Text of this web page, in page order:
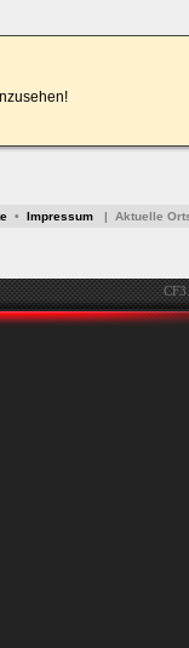
• Impressum | Aktuelle